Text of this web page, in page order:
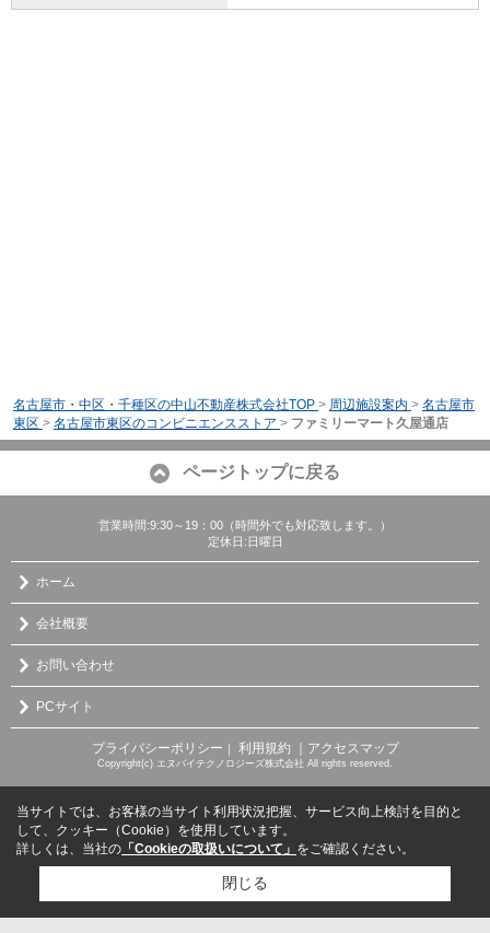
名古屋市・中区・千種区の中山不動産株式会社TOP > 周辺施設案内 > 名古屋市
東区 > 名古屋市東区のコンビニエンスストア > ファミリーマート久屋通店
ページトップに戻る
営業時間:9:30～19：00（時間外でも対応致します。）
定休日:日曜日
ホーム
会社概要
お問い合わせ
PCサイト
プライバシーポリシー ｜ 利用規約 ｜アクセスマップ
Copyright(c) エヌバイテクノロジーズ株式会社 All rights reserved.
当サイトでは、お客様の当サイト利用状況把握、サービス向上検討を目的と
して、クッキー（Cookie）を使用しています。
詳しくは、当社の 「Cookieの取扱いについて」 をご確認ください。
閉じる